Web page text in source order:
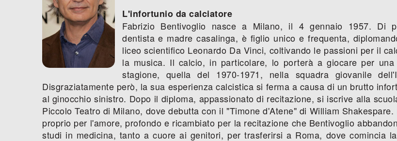
L'infortunio da calciatore
Fabrizio Bentivoglio nasce a Milano, il 4 gennaio 1957. Di
dentista e madre casalinga, è figlio unico e frequenta,
liceo scientifico Leonardo Da Vinci, coltivando le passioni per il
la musica. Il calcio, in particolare, lo porterà a giocare per una
stagione, quella del 1970-1971, nella squadra giovanile
Disgraziatamente però, la sua esperienza calcistica si ferma a causa di un brutto
al ginocchio sinistro. Dopo il diploma, appassionato di recitazione, si iscrive alla
Piccolo Teatro di Milano, dove debutta con il "Timone d'Atene" di William Shakespare.
proprio per l'amore, profondo e ricambiato per la recitazione che Bentivoglio
studi in medicina, tanto a cuore ai genitori, per trasferirsi a Roma, dove comincia